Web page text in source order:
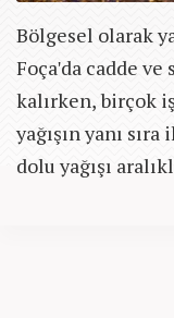
Bölgesel olarak
Foça'da cadde
kalırken, birçok
yağışın yanı
dolu yağışı